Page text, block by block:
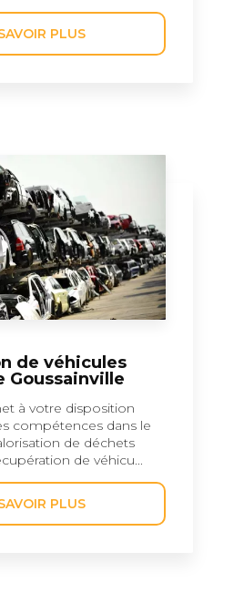
PLUS
de véhicules
Goussainville
à votre disposition
compétences dans le
de déchets
de véhicu...
PLUS